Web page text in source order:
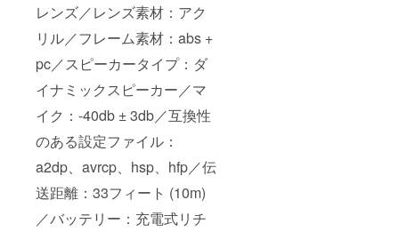
レンズ／レンズ素材：アク
リル／フレーム素材：abs +
pc／スピーカータイプ：ダ
イナミックスピーカー／マ
イク：-40db ± 3db／互換性
のある設定ファイル：
a2dp、avrcp、hsp、hfp／伝
送距離：33フィート (10m)
／バッテリー：充電式リチ